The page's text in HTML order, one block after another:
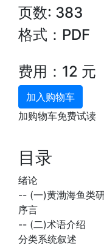
页数: 383
格式：PDF
费用：12 元
加入购物车
加购物车免费试读
目录
绪论
-- (一)黄渤海鱼类
序言
-- (二)术语介绍
分类系统叙述